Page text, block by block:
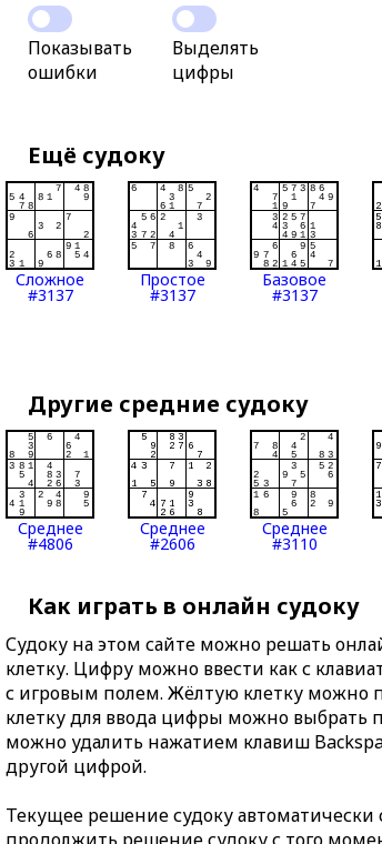
Показывать
ошибки
Выделять
цифры
Ещё судоку
Сложное
#3137
Простое
#3137
Базовое
#3137
Другие средние судоку
Среднее
#4806
Среднее
#2606
Среднее
#3110
Как играть в онлайн судоку
Судоку на этом сайте можно решать
клетку. Цифру можно ввести как с
с игровым полем. Жёлтую клетку можно
клетку для ввода цифры можно выбрать
можно удалить нажатием клавиш
другой цифрой.
Текущее решение судоку